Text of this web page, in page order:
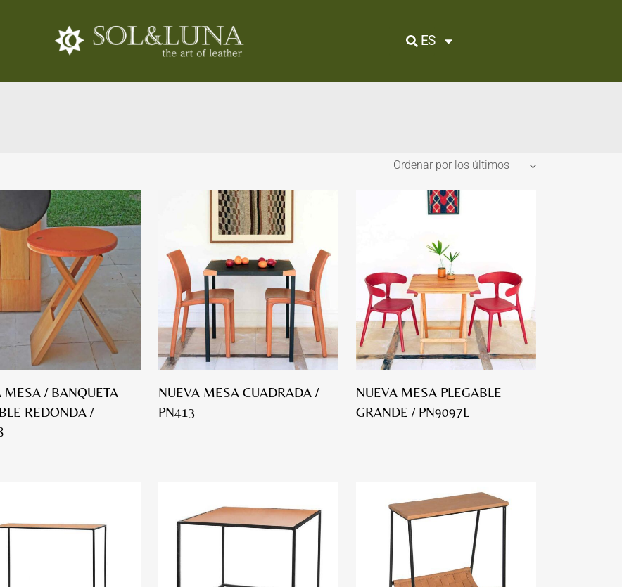
ES
Ordenar por los últimos
MESA / BANQUETA
REDONDA /
NUEVA MESA CUADRADA /
PN413
NUEVA MESA PLEGABLE
GRANDE / PN9097L